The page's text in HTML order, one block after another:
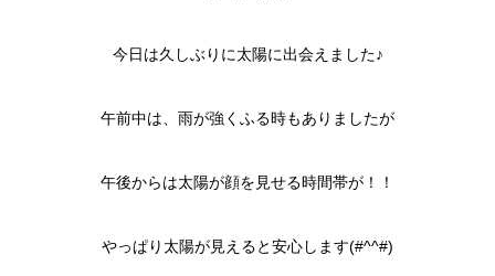
今日は久しぶりに太陽に出会えました♪
午前中は、雨が強くふる時もありましたが
午後からは太陽が顔を見せる時間帯が！！
やっぱり太陽が見えると安心します(#^^#)